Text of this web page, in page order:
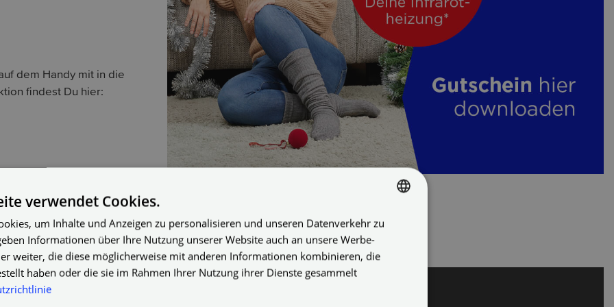
dem Handy mit in die
findest Du hier:
GERMAN
ENGLISH
verwendet Cookies.
um Inhalte und Anzeigen zu personalisieren und unseren Datenverkehr zu
Informationen über Ihre Nutzung unserer Website auch an unsere Werbe-
weiter, die diese möglicherweise mit anderen Informationen kombinieren, die
haben oder die sie im Rahmen Ihrer Nutzung ihrer Dienste gesammelt